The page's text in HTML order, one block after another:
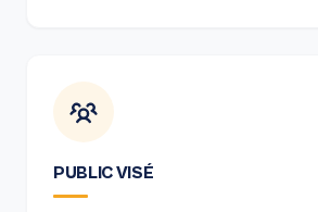
PUBLIC VISÉ